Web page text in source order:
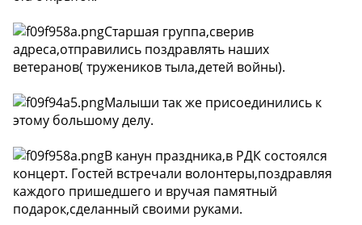
Старшая группа,сверив
адреса,отправились поздравлять наших
ветеранов( тружеников тыла,детей войны).
Малыши так же присоединились к
этому большому делу.
В канун праздника,в РДК состоялся
концерт. Гостей встречали волонтеры,поздравляя
каждого пришедшего и вручая памятный
подарок,сделанный своими руками.